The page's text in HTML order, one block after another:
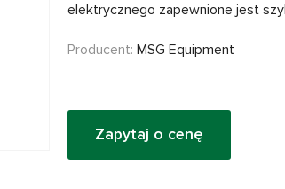
elektrycznego zapewnione jest
Producent: MSG Equipment
Zapytaj o cenę